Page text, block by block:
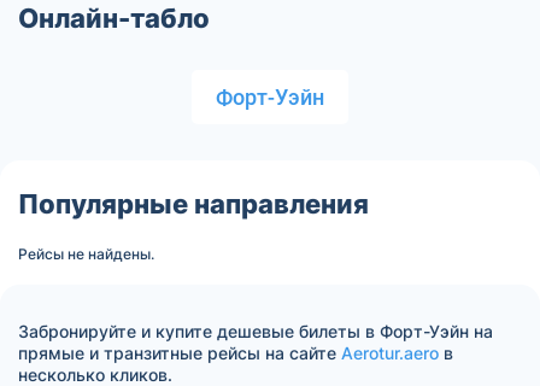
Онлайн-табло
Форт-Уэйн
Популярные направления
Рейсы не найдены.
Забронируйте и купите дешевые билеты в Форт-Уэйн на
прямые и транзитные рейсы на сайте Aerotur.aero в
несколько кликов.